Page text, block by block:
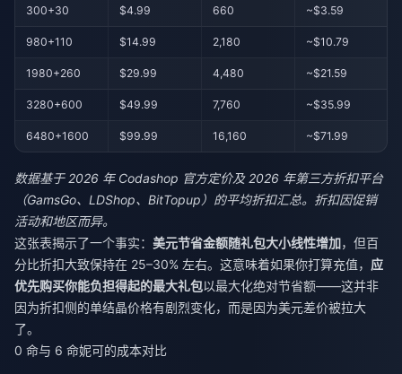
300+30 $4.99 660 ~$3.59
980+110 $14.99 2,180 ~$10.79
1980+260 $29.99 4,480 ~$21.59
3280+600 $49.99 7,760 ~$35.99
6480+1600 $99.99 16,160 ~$71.99
数据基于 2026 年 Codashop 官方定价及 2026 年第三方折扣平台
（GamsGo、LDShop、BitTopup）的平均折扣汇总。折扣因促销
活动和地区而异。
这张表揭示了一个事实： 美元节省金额随礼包大小线性增加，但百
分比折扣大致保持在 25–30% 左右。这意味着如果你打算充值， 应
优先购买你能负担得起的最大礼包以最大化绝对节省额——这并非
因为折扣侧的单结晶价格有剧烈变化，而是因为美元差价被拉大
了。
0 命与 6 命妮可的成本对比